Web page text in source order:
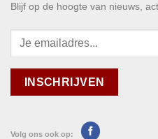
Blijf op de hoogte van nieuws,
Volg ons ook op: